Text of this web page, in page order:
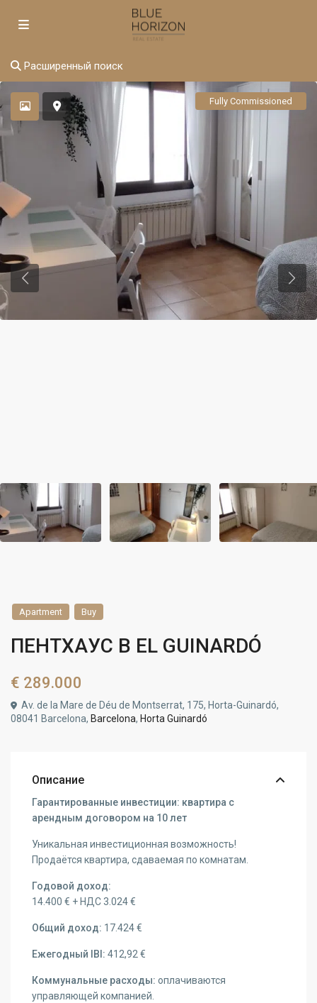
Расширенный поиск
Fully Commissioned
Apartment Buy
ПЕНТХАУС В EL GUINARDÓ
€ 289.000
Av. de la Mare de Déu de Montserrat, 175, Horta-Guinardó,
08041 Barcelona,Barcelona,Horta Guinardó
Описание
Гарантированные инвестиции: квартира с
арендным договором на 10 лет
Уникальная инвестиционная возможность!
Продаётся квартира, сдаваемая по комнатам.
Годовой доход:
14.400 € + НДС 3.024 €
Общий доход: 17.424 €
Ежегодный IBI: 412,92 €
Коммунальные расходы: оплачиваются
управляющей компанией.